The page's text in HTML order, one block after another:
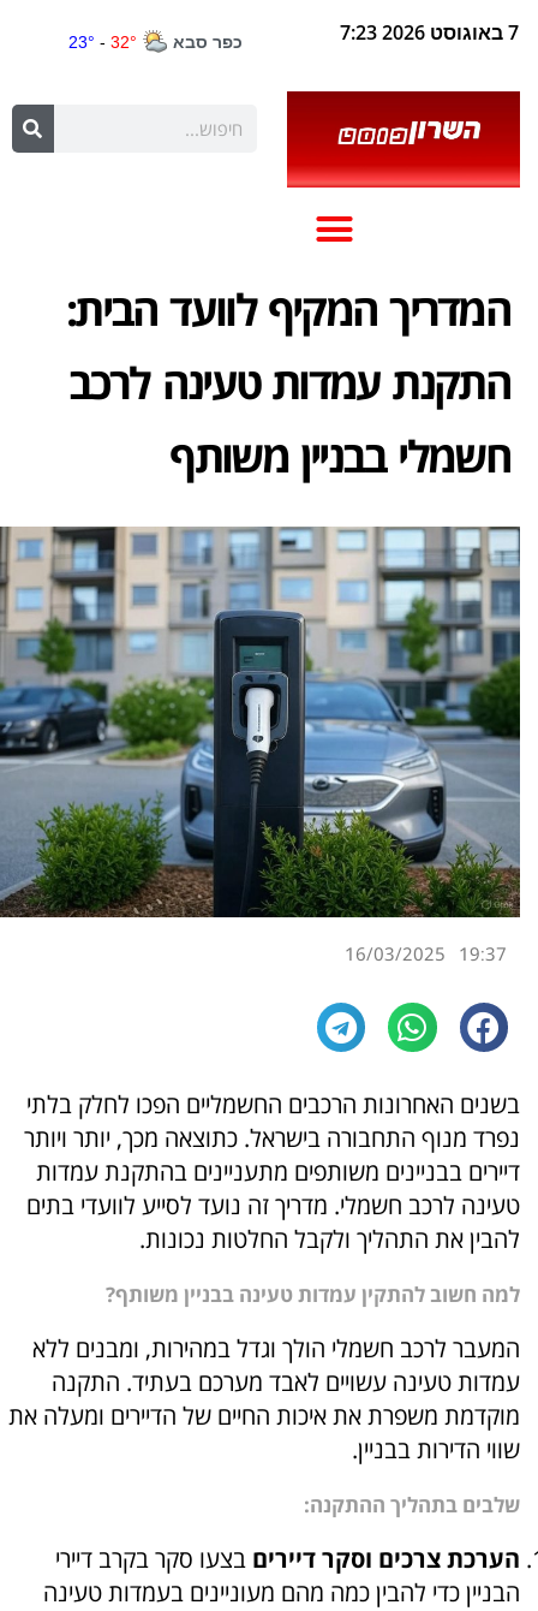
7 באוגוסט 2026 7:23
המדריך המקיף לוועד הבית:
התקנת עמדות טעינה לרכב
חשמלי בבניין משותף
19:37
16/03/2025
בשנים האחרונות הרכבים החשמליים הפכו לחלק בלתי
נפרד מנוף התחבורה בישראל. כתוצאה מכך, יותר ויותר
דיירים בבניינים משותפים מתעניינים בהתקנת עמדות
טעינה לרכב חשמלי. מדריך זה נועד לסייע לוועדי בתים
להבין את התהליך ולקבל החלטות נכונות.
למה חשוב להתקין עמדות טעינה בבניין משותף?
המעבר לרכב חשמלי הולך וגדל במהירות, ומבנים ללא
עמדות טעינה עשויים לאבד מערכם בעתיד. התקנה
מוקדמת משפרת את איכות החיים של הדיירים ומעלה את
שווי הדירות בבניין.
שלבים בתהליך ההתקנה:
הערכת צרכים וסקר דיירים בצעו סקר בקרב דיירי
הבניין כדי להבין כמה מהם מעוניינים בעמדות טעינה